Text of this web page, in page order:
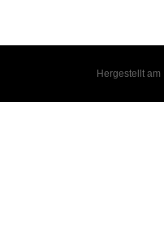
Hergestellt am